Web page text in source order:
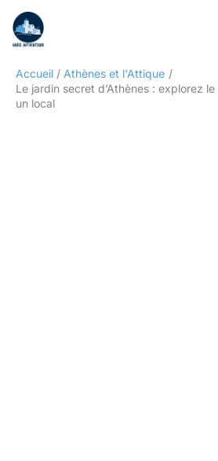
contenu
Accueil
Athènes et l'Attique
Le jardin secret d’Athènes : explorez
un local
Rechercher